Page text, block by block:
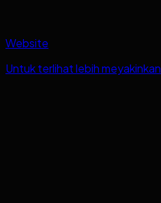
Website
Untuk terlihat lebih meyakinkan